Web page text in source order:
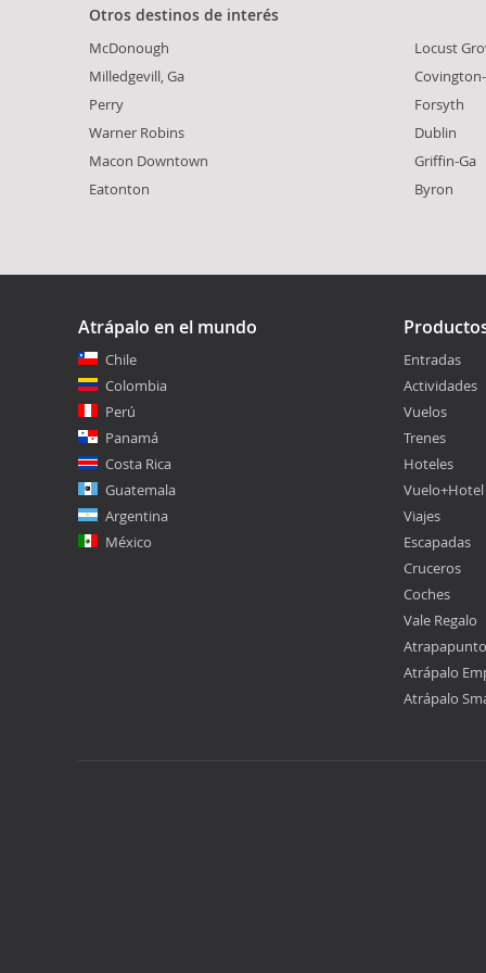
Otros destinos de interés
McDonough
Milledgevill, Ga
Perry
Warner Robins
Macon Downtown
Eatonton
Locust
Forsyth
Dublin
Griffin-Ga
Byron
Atrápalo en el mundo
Chile
Colombia
Perú
Panamá
Costa Rica
Guatemala
Argentina
México
Entradas
Actividades
Vuelos
Trenes
Hoteles
Vuelo+Hotel
Viajes
Escapadas
Cruceros
Coches
Vale Regalo
Atrápalo
Atrápalo